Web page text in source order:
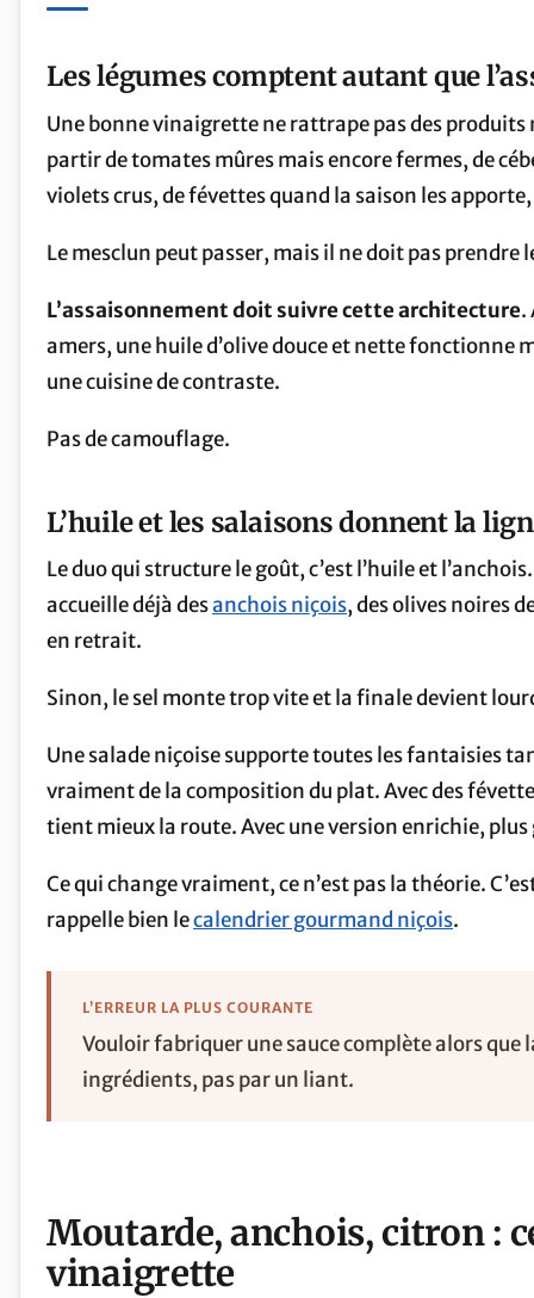
Les légumes comptent autant que
Une bonne vinaigrette ne rattrape pas des
partir de tomates mûres mais encore fermes, de
violets crus, de févettes quand la saison les
Le mesclun peut passer, mais il ne doit pas prendre
L’assaisonnement doit suivre cette architecture.
amers, une huile d’olive douce et nette fonctionne
une cuisine de contraste.
Pas de camouflage.
L’huile et les salaisons donnent la
Le duo qui structure le goût, c’est l’huile et
accueille déjà desanchois niçois, des olives noires
en retrait.
Sinon, le sel monte trop vite et la finale devient
Une salade niçoise supporte toutes les fantaisies
vraiment de la composition du plat. Avec des
tient mieux la route. Avec une version enrichie,
Ce qui change vraiment, ce n’est pas la théorie.
rappelle bien lecalendrier gourmand niçois.
L’ERREUR LA PLUS COURANTE
Vouloir fabriquer une sauce complète alors que
ingrédients, pas par un liant.
Moutarde, anchois, citron :
vinaigrette